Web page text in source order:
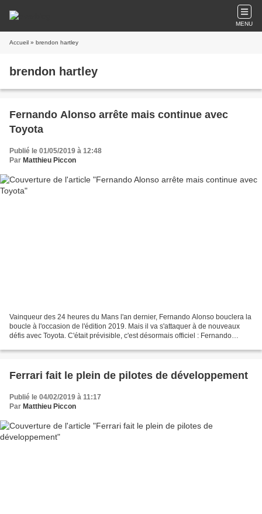
MENU
Accueil » brendon hartley
brendon hartley
Fernando Alonso arrête mais continue avec
Toyota
Publié le 01/05/2019 à 12:48
Par Matthieu Piccon
Vainqueur des 24 heures du Mans l'an dernier, Fernando Alonso bouclera la
boucle à l'occasion de l'édition 2019. Mais il va s'attaquer à de nouveaux
défis avec Toyota. C'était prévisible, c'est désormais officiel : Fernando
Ferrari fait le plein de pilotes de développement
Publié le 04/02/2019 à 11:17
Par Matthieu Piccon